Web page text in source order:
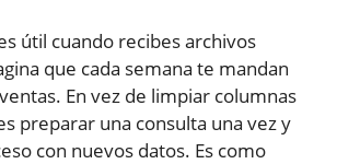
útil cuando recibes archivos
que cada semana te mandan
En vez de limpiar columnas
preparar una consulta una vez y
con nuevos datos. Es como